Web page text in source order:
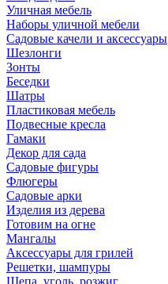
Уличная мебель
Наборы уличной мебели
Садовые качели и аксессуары
Шезлонги
Зонты
Беседки
Шатры
Пластиковая мебель
Подвесные кресла
Гамаки
Декор для сада
Садовые фигуры
Флюгеры
Садовые арки
Изделия из дерева
Готовим на огне
Мангалы
Аксессуары для грилей
Решетки, шампуры
Щепа, уголь, розжиг